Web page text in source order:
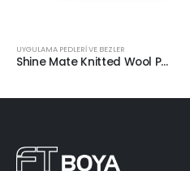
UYGULAMA PEDLERİ VE BEZLER
Shine Mate Knitted Wool Pad Mavi Taban Agresif Yün Pasta Keçesi 75/80mm